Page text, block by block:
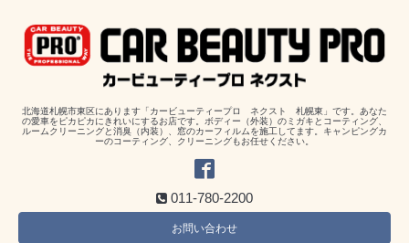
北海道札幌市東区にあります「カービューティープロ ネクスト 札幌東」です。あなた
の愛車をピカピカにきれいにするお店です。ボディー（外装）のミガキとコーティング、
ルームクリーニングと消臭（内装）、窓のカーフィルムを施工してます。キャンピングカ
ーのコーティング、クリーニングもお任せください。
011-780-2200
お問い合わせ